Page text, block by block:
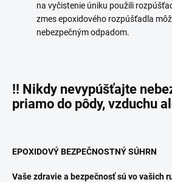
na vyčistenie úniku použili
zmes epoxidového rozpúšťadla
nebezpečným odpadom.
!! Nikdy nevypúšťajte
priamo do pôdy, vzduchu
EPOXIDOVÝ BEZPEČNOSTNÝ SÚHRN
Vaše zdravie a bezpečnosť sú vo vašich